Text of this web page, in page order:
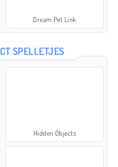
Dream Pet Link
SPELLETJES
Hidden Objects